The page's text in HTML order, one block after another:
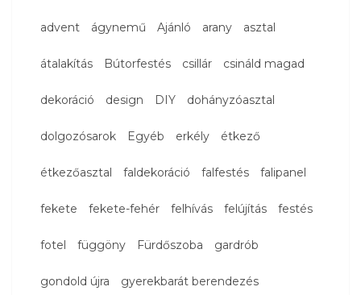
advent ágynemű Ajánló arany asztal
átalakítás Bútorfestés csillár csináld magad
dekoráció design DIY dohányzóasztal
dolgozósarok Egyéb erkély étkező
étkezőasztal faldekoráció falfestés falipanel
fekete fekete-fehér felhívás felújítás festés
fotel függöny Fürdőszoba gardrób
gondold újra gyerekbarát berendezés